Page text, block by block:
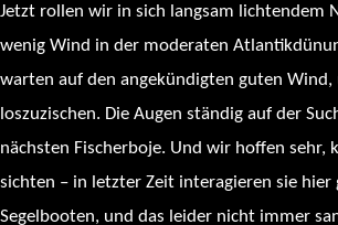
Jetzt rollen wir in sich langsam lichtendem
wenig Wind in der moderaten
warten auf den angekündigten guten Wind,
loszuzischen. Die Augen ständig auf der
nächsten Fischerboje. Und wir hoffen sehr,
sichten – in letzter Zeit interagieren sie hier
Segelbooten, und das leider nicht immer